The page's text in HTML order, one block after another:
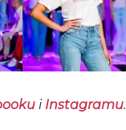
i Instagramu.